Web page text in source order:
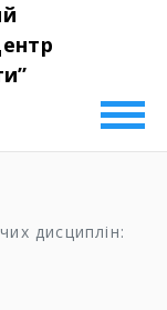
дисциплін: